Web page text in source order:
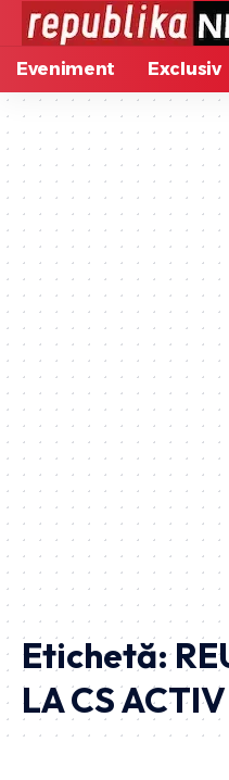
Eveniment Exclusiv
Etichetă:
LA CS ACTIV